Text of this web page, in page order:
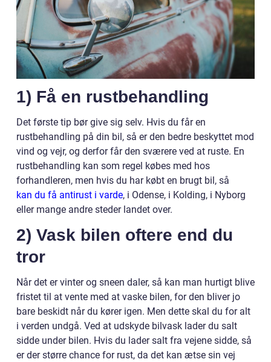
1) Få en rustbehandling
Det første tip bør give sig selv. Hvis du får en
rustbehandling på din bil, så er den bedre beskyttet mod
vind og vejr, og derfor får den sværere ved at ruste. En
rustbehandling kan som regel købes med hos
forhandleren, men hvis du har købt en brugt bil, så
kan du få antirust i varde, i Odense, i Kolding, i Nyborg
eller mange andre steder landet over.
2) Vask bilen oftere end du
tror
Når det er vinter og sneen daler, så kan man hurtigt blive
fristet til at vente med at vaske bilen, for den bliver jo
bare beskidt når du kører igen. Men dette skal du for alt
i verden undgå. Ved at udskyde bilvask lader du salt
sidde under bilen. Hvis du lader salt fra vejene sidde, så
er der større chance for rust, da det kan ætse sin vej